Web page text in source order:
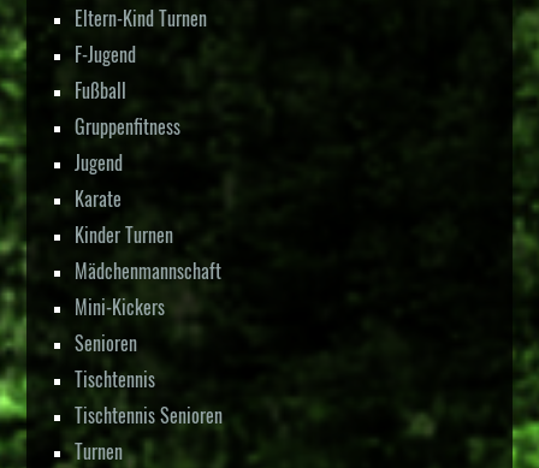
Eltern-Kind Turnen
F-Jugend
Fußball
Gruppenfitness
Jugend
Karate
Kinder Turnen
Mädchenmannschaft
Mini-Kickers
Senioren
Tischtennis
Tischtennis Senioren
Turnen